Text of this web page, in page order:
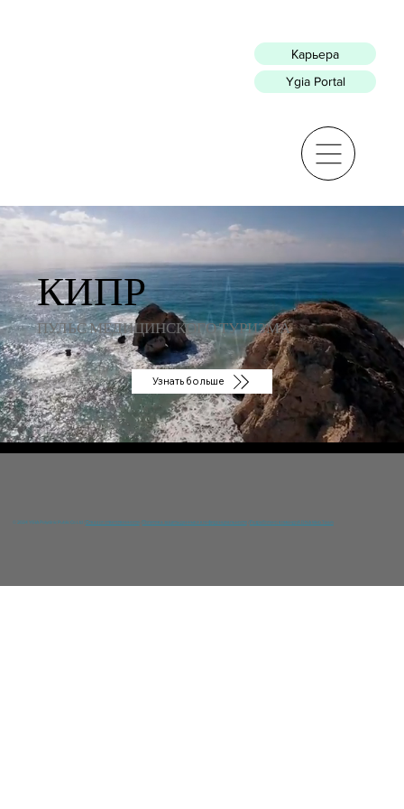
Карьера
Ygia Portal
КИПР
ПУЛЬС МЕДИЦИНСКОГО ТУРИЗМА
Узнать больше
© 2024 YGIA Polyclinic Public Co Ltd / Отказ от ответственности Политика защиты данных и конфиденциальности Разработано командой DNA Web Team